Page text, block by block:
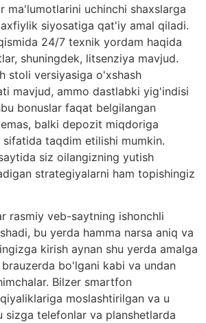
ma'lumotlarini uchinchi shaxslarga
siyosatiga qat'iy amal qiladi.
24/7 texnik yordam haqida
shuningdek, litsenziya mavjud.
stoli versiyasiga o'xshash
mavjud, ammo dastlabki yig'indisi
bonuslar faqat belgilangan
balki depozit miqdoriga
taqdim etilishi mumkin.
siz oilangizning yutish
strategiyalarni ham topishingiz
rasmiy veb-saytning ishonchli
bu yerda hamma narsa aniq va
kirish aynan shu yerda amalga
bo'lgani kabi va undan
Bilzer smartfon
moslashtirilgan va u
sizga telefonlar va planshetlarda